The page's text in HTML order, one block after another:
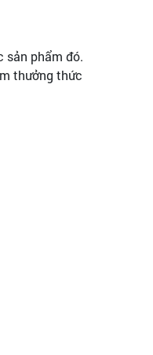
sản phẩm đó.
thưởng thức